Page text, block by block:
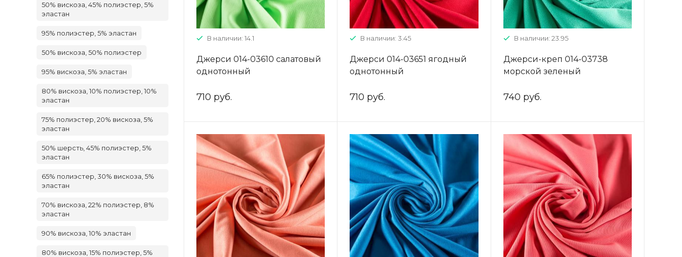
50% вискоза, 45% полиэстер, 5%
эластан
95% полиэстер, 5% эластан
50% вискоза, 50% полиэстер
95% вискоза, 5% эластан
80% вискоза, 10% полиэстер, 10%
эластан
75% полиэстер, 20% вискоза, 5%
эластан
50% шерсть, 45% полиэстер, 5%
эластан
65% полиэстер, 30% вискоза, 5%
эластан
70% вискоза, 22% полиэстер, 8%
эластан
90% вискоза, 10% эластан
80% вискоза, 15% полиэстер, 5%
В наличии: 14.1
Джерси 014-03610 салатовый
однотонный
710 руб.
В наличии: 3.45
Джерси 014-03651 ягодный
однотонный
710 руб.
В наличии: 23.95
Джерси-креп 014-03738
морской зеленый
740 руб.